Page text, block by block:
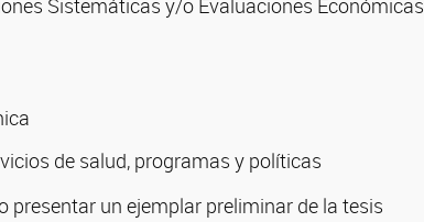
Sistemáticas y/o Evaluaciones Económicas
de salud, programas y políticas
presentar un ejemplar preliminar de la tesis